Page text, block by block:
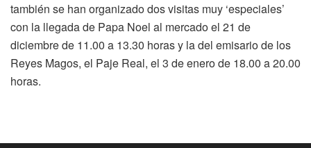
también se han organizado dos visitas muy ‘especiales’
con la llegada de Papa Noel al mercado el 21 de
diciembre de 11.00 a 13.30 horas y la del emisario de los
Reyes Magos, el Paje Real, el 3 de enero de 18.00 a 20.00
horas.